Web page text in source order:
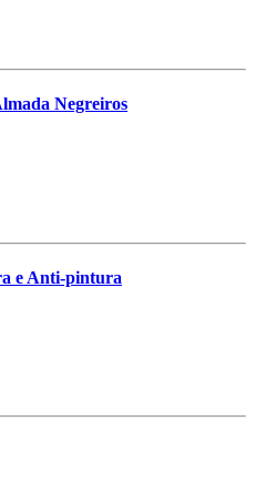
Negreiros
e Anti-pintura